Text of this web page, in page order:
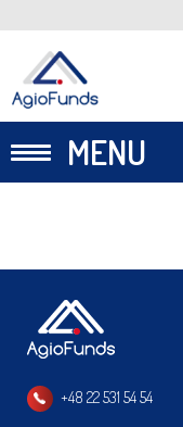
MENU
+48 22 531 54 54